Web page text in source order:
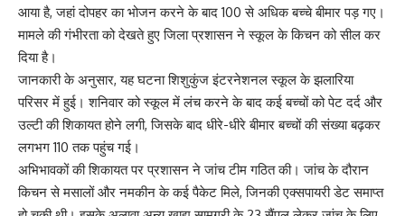
आया है, जहां दोपहर का भोजन करने के बाद 100 से अधिक बच्चे बीमार पड़ गए।
मामले की गंभीरता को देखते हुए जिला प्रशासन ने स्कूल के किचन को सील कर
दिया है।
जानकारी के अनुसार, यह घटना शिशुकुंज इंटरनेशनल स्कूल के झलारिया
परिसर में हुई। शनिवार को स्कूल में लंच करने के बाद कई बच्चों को पेट दर्द और
उल्टी की शिकायत होने लगी, जिसके बाद धीरे-धीरे बीमार बच्चों की संख्या बढ़कर
लगभग 110 तक पहुंच गई।
अभिभावकों की शिकायत पर प्रशासन ने जांच टीम गठित की। जांच के दौरान
किचन से मसालों और नमकीन के कई पैकेट मिले, जिनकी एक्सपायरी डेट समाप्त